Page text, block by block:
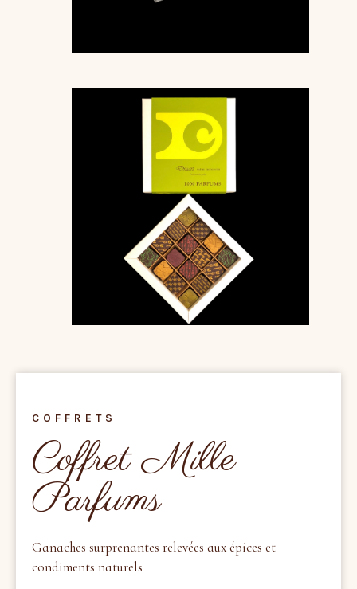
COFFRETS
Coffret Mille
Parfums
Ganaches surprenantes relevées aux épices et
condiments naturels